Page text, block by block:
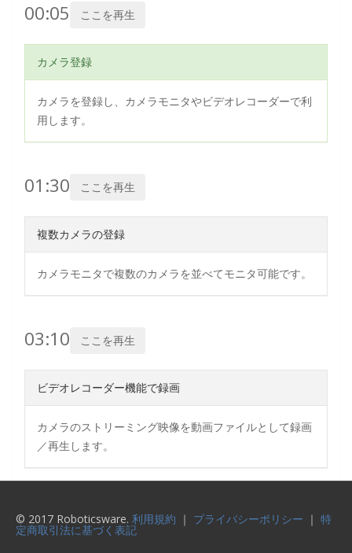
00:05 ここを再生
カメラ登録
カメラを登録し、カメラモニタやビデオレコーダーで利
用します。
01:30 ここを再生
複数カメラの登録
カメラモニタで複数のカメラを並べてモニタ可能です。
03:10 ここを再生
ビデオレコーダー機能で録画
カメラのストリーミング映像を動画ファイルとして録画
／再生します。
© 2017 Roboticsware. 利用規約 ｜ プライバシーポリシー ｜ 特
定商取引法に基づく表記